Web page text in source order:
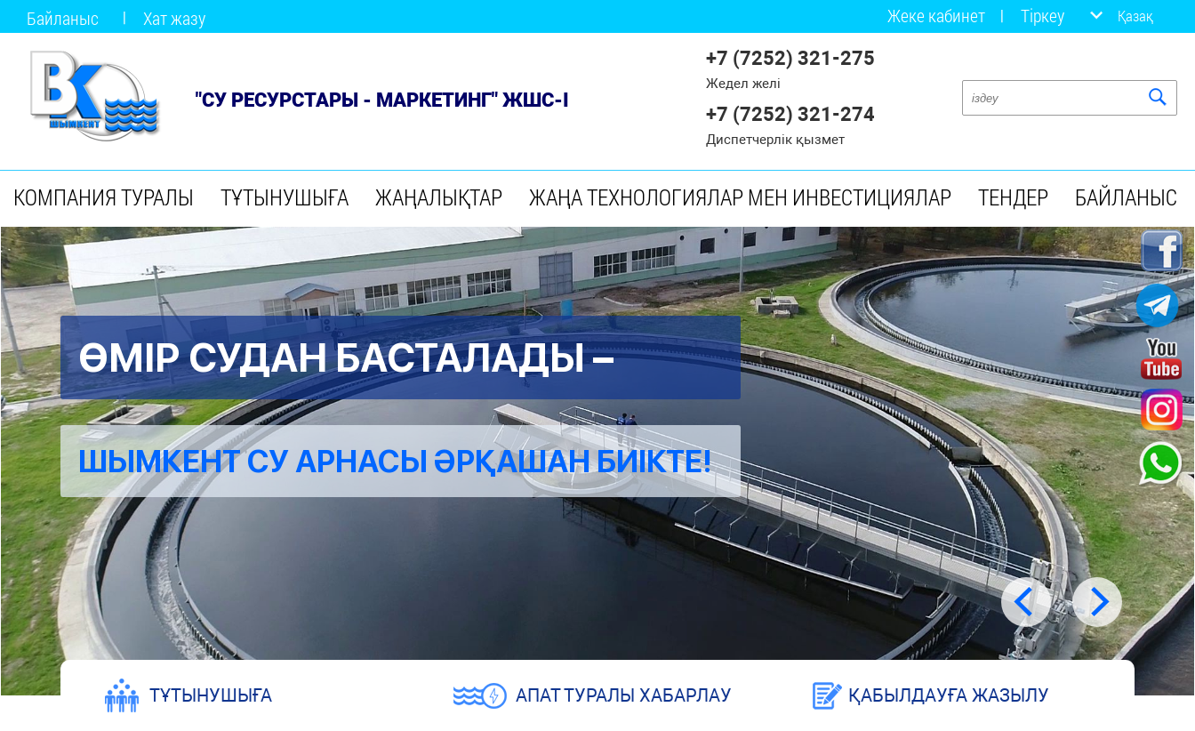
Байланыс Хат жазу Жеке кабинет Тіркеу Қазақ
"СУ РЕСУРСТАРЫ - МАРКЕТИНГ" ЖШС-І
+7 (7252) 321-275
Жедел желі
+7 (7252) 321-274
Диспетчерлік қызмет
КОМПАНИЯ ТУРАЛЫ ТҰТЫНУШЫҒА ЖАҢАЛЫҚТАР ЖАҢА ТЕХНОЛОГИЯЛАР МЕН ИНВЕСТИЦИЯЛАР ТЕНДЕР БАЙЛАНЫС
ӨМІР СУДАН БАСТАЛАДЫ –
ШЫМКЕНТ СУ АРНАСЫ ӘРҚАШАН БИІКТЕ!
ТҰТЫНУШЫҒА АПАТ ТУРАЛЫ ХАБАРЛАУ ҚАБЫЛДАУҒА ЖАЗЫЛУ